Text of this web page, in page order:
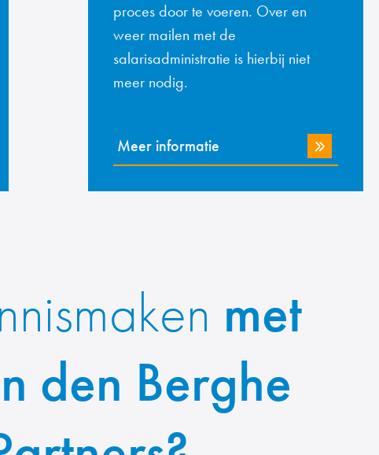
proces door te voeren. Over en
weer mailen met de
salarisadministratie is hierbij niet
meer nodig.
Meer informatie
met
den Berghe